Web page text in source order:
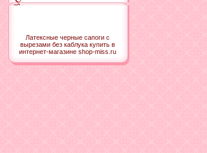
Латексные черные сапоги с
вырезами без каблука купить в
интернет-магазине shop-miss.ru